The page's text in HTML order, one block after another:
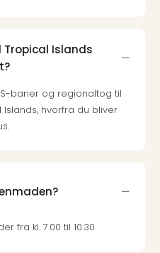
Tropical Islands
baner og regionaltog til
hvorfra du bliver
fra kl. 7.00 til 10.30.